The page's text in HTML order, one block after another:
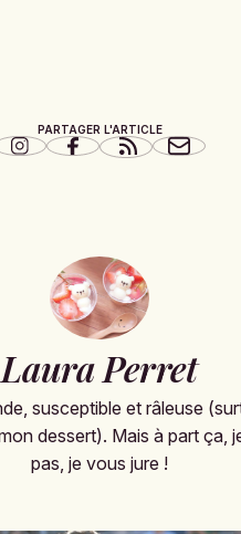
PARTAGER L'ARTICLE
Laura Perret
susceptible et râleuse
dessert). Mais à part ça,
pas, je vous jure !